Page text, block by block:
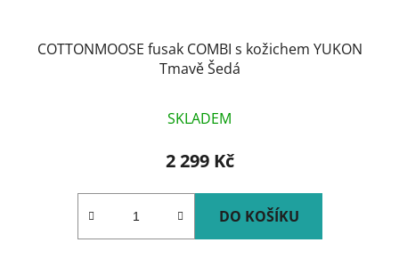
COTTONMOOSE fusak COMBI s kožichem YUKON
Tmavě Šedá
SKLADEM
2 299 Kč
DO KOŠÍKU